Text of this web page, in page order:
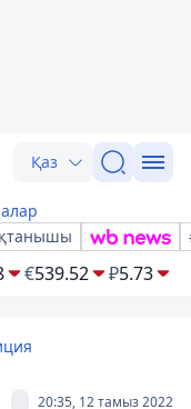
Қаз
€539.52 ₽5.73
20:35, 12 тамыз 2022